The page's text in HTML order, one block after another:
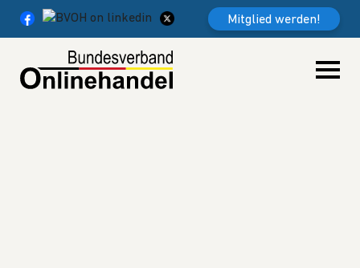
Weiter zum Inhalt
Mitglied werden!